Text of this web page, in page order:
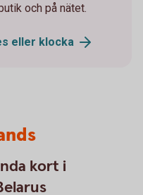
och på nätet.
eller klocka
kort i